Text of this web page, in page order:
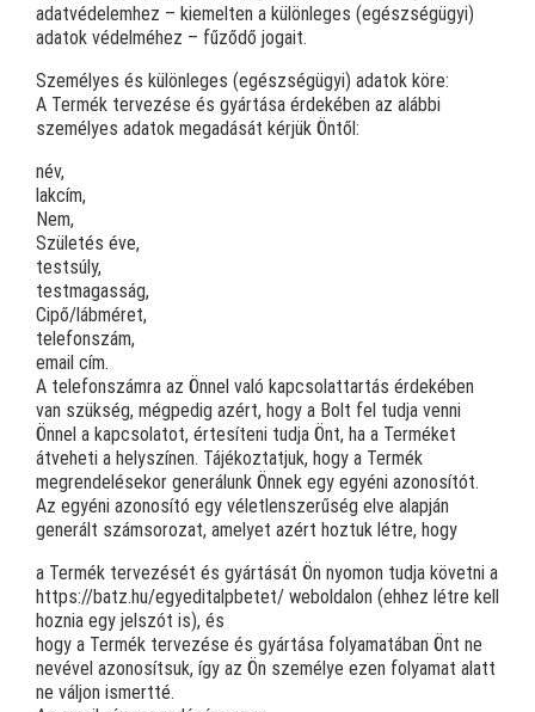
adatvédelemhez – kiemelten a különleges (egészségügyi)
adatok védelméhez – fűződő jogait.
Személyes és különleges (egészségügyi) adatok köre:
A Termék tervezése és gyártása érdekében az alábbi
személyes adatok megadását kérjük Öntől:
név,
lakcím,
Nem,
Születés éve,
testsúly,
testmagasság,
Cipő/lábméret,
telefonszám,
email cím.
A telefonszámra az Önnel való kapcsolattartás érdekében
van szükség, mégpedig azért, hogy a Bolt fel tudja venni
Önnel a kapcsolatot, értesíteni tudja Önt, ha a Terméket
átveheti a helyszínen. Tájékoztatjuk, hogy a Termék
megrendelésekor generálunk Önnek egy egyéni azonosítót.
Az egyéni azonosító egy véletlenszerűség elve alapján
generált számsorozat, amelyet azért hoztuk létre, hogy
a Termék tervezését és gyártását Ön nyomon tudja követni a
https://batz.hu/egyeditalpbetet/ weboldalon (ehhez létre kell
hoznia egy jelszót is), és
hogy a Termék tervezése és gyártása folyamatában Önt ne
nevével azonosítsuk, így az Ön személye ezen folyamat alatt
ne váljon ismertté.